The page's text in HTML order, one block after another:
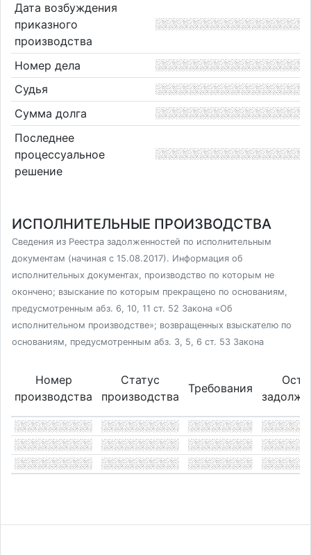
Дата возбуждения
приказного
производства
Номер дела
Судья
Сумма долга
Последнее
процессуальное
решение
ИСПОЛНИТЕЛЬНЫЕ ПРОИЗВОДСТВА
Сведения из Реестра задолженностей по исполнительным
документам (начиная с 15.08.2017). Информация об
исполнительных документах, производство по которым не
окончено; взыскание по которым прекращено по основаниям,
предусмотренным абз. 6, 10, 11 ст. 52 Закона «Об
исполнительном производстве»; возвращенных взыскателю по
основаниям, предусмотренным абз. 3, 5, 6 ст. 53 Закона
Номер
производства
Статус
производства
Требования